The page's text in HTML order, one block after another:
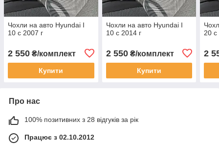
Чохли на авто Hyundai I
10 c 2007 г
2 550 ₴/комплект
Купити
Чохли на авто Hyundai I
10 c 2014 г
2 550₴/комплект
Купити
20 c
2
Про нас
100% позитивних з 28 відгуків за рік
Працює з 02.10.2012